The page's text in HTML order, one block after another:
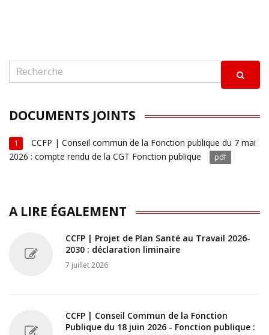
DOCUMENTS JOINTS
1
CCFP | Conseil commun de la Fonction publique du 7 mai
2026 : compte rendu de la CGT Fonction publique
pdf
A LIRE ÉGALEMENT
CCFP | Projet de Plan Santé au Travail 2026-
2030 : déclaration liminaire
7 juillet 2026
CCFP | Conseil Commun de la Fonction
Publique du 18 juin 2026 - Fonction publique :